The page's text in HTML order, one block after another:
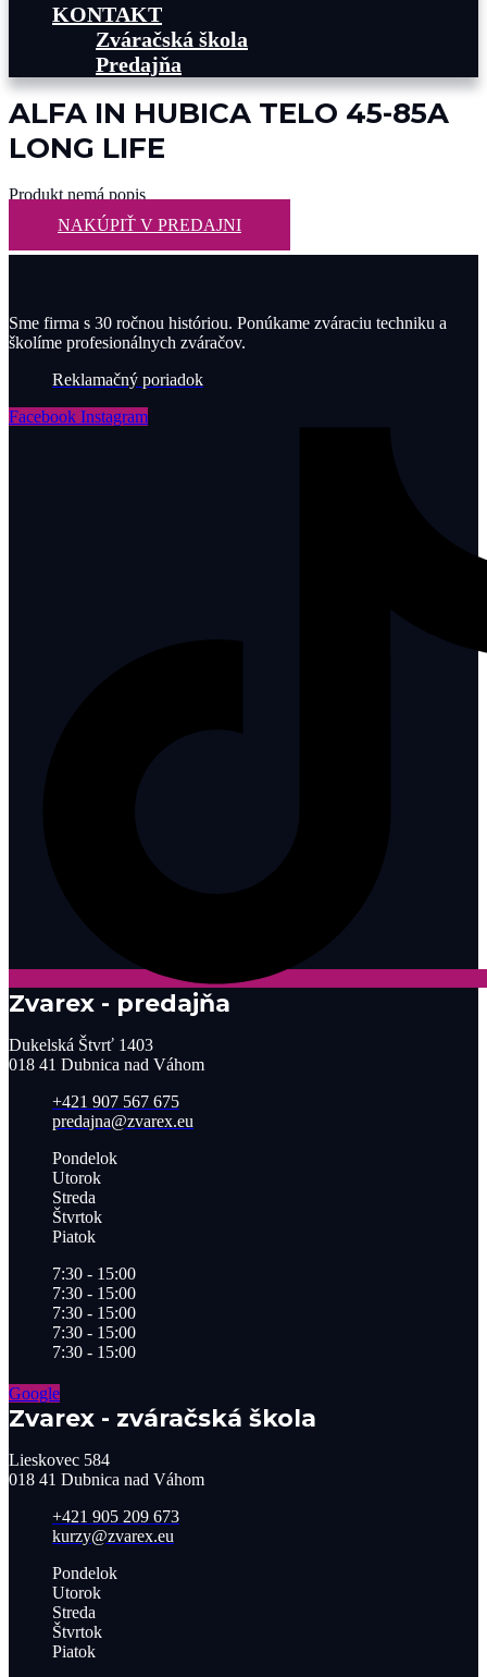
KONTAKT
Zváračská škola
Predajňa
ALFA IN HUBICA TELO 45-85A
LONG LIFE
Produkt nemá popis
NAKÚPIŤ V PREDAJNI
Sme firma s 30 ročnou históriou. Ponúkame zváraciu techniku a
školíme profesionálnych zváračov.
Reklamačný poriadok
Facebook Instagram
Zvarex - predajňa
Dukelská Štvrť 1403
018 41 Dubnica nad Váhom
+421 907 567 675
predajna@zvarex.eu
Pondelok
Utorok
Streda
Štvrtok
Piatok
7:30 - 15:00
7:30 - 15:00
7:30 - 15:00
7:30 - 15:00
7:30 - 15:00
Google
Zvarex - zváračská škola
Lieskovec 584
018 41 Dubnica nad Váhom​
+421 905 209 673​
kurzy@zvarex.eu
Pondelok
Utorok
Streda
Štvrtok
Piatok